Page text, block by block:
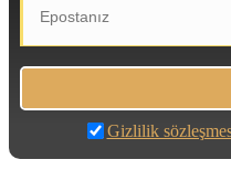
Gizlilik